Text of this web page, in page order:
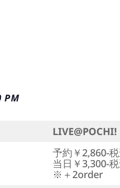
PM
LIVE@POCHI!
予約￥2,860-
当日￥3,300-
※＋2order